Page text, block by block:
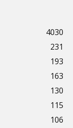
4030
231
193
163
130
115
106